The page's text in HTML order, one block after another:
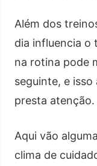
Além dos
dia influencia o
na rotina pode
seguinte, e
presta atenção.
Aqui vão
clima de